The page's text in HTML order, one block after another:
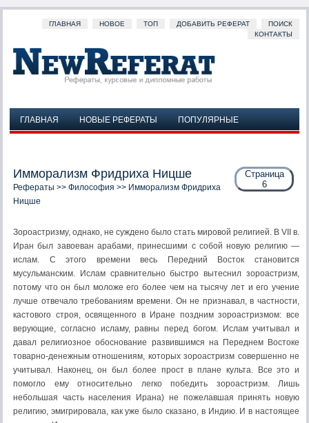
ГЛАВНАЯ НОВОЕ ТОП ДОБАВИТЬ РЕФЕРАТ
ПОИСК
КОНТАКТЫ
ГЛАВНАЯ НОВЫЕ РЕФЕРАТЫ
ПОПУЛЯРНЫЕ
Страница
6
Имморализм Фридриха Ницше
Рефераты >> Философия >> Имморализм Фридриха
Ницше
Зороастризму, однако, не суждено было стать мировой религией. В VII в.
Иран был завоеван арабами, принесшими с собой новую религию —
ислам. С этого времени весь Передний Восток становится
мусульманским. Ислам сравнительно быстро вытеснил зороастризм,
потому что он был моложе его более чем на тысячу лет и его учение
лучше отвечало требованиям времени. Он не признавал, в частности,
кастового строя, освященного в Иране поздним зороастризмом: все
верующие, согласно исламу, равны перед богом. Ислам учитывал и
давал религиозное обоснование развившимся на Переднем Востоке
товарно-денежным отношениям, которых зороастризм совершенно не
учитывал. Наконец, он был более прост в плане культа. Все это и
помогло ему относительно легко победить зороастризм. Лишь
небольшая часть населения Ирана) не пожелавшая принять новую
религию, эмигрировала, как уже было сказано, в Индию. И в настоящее